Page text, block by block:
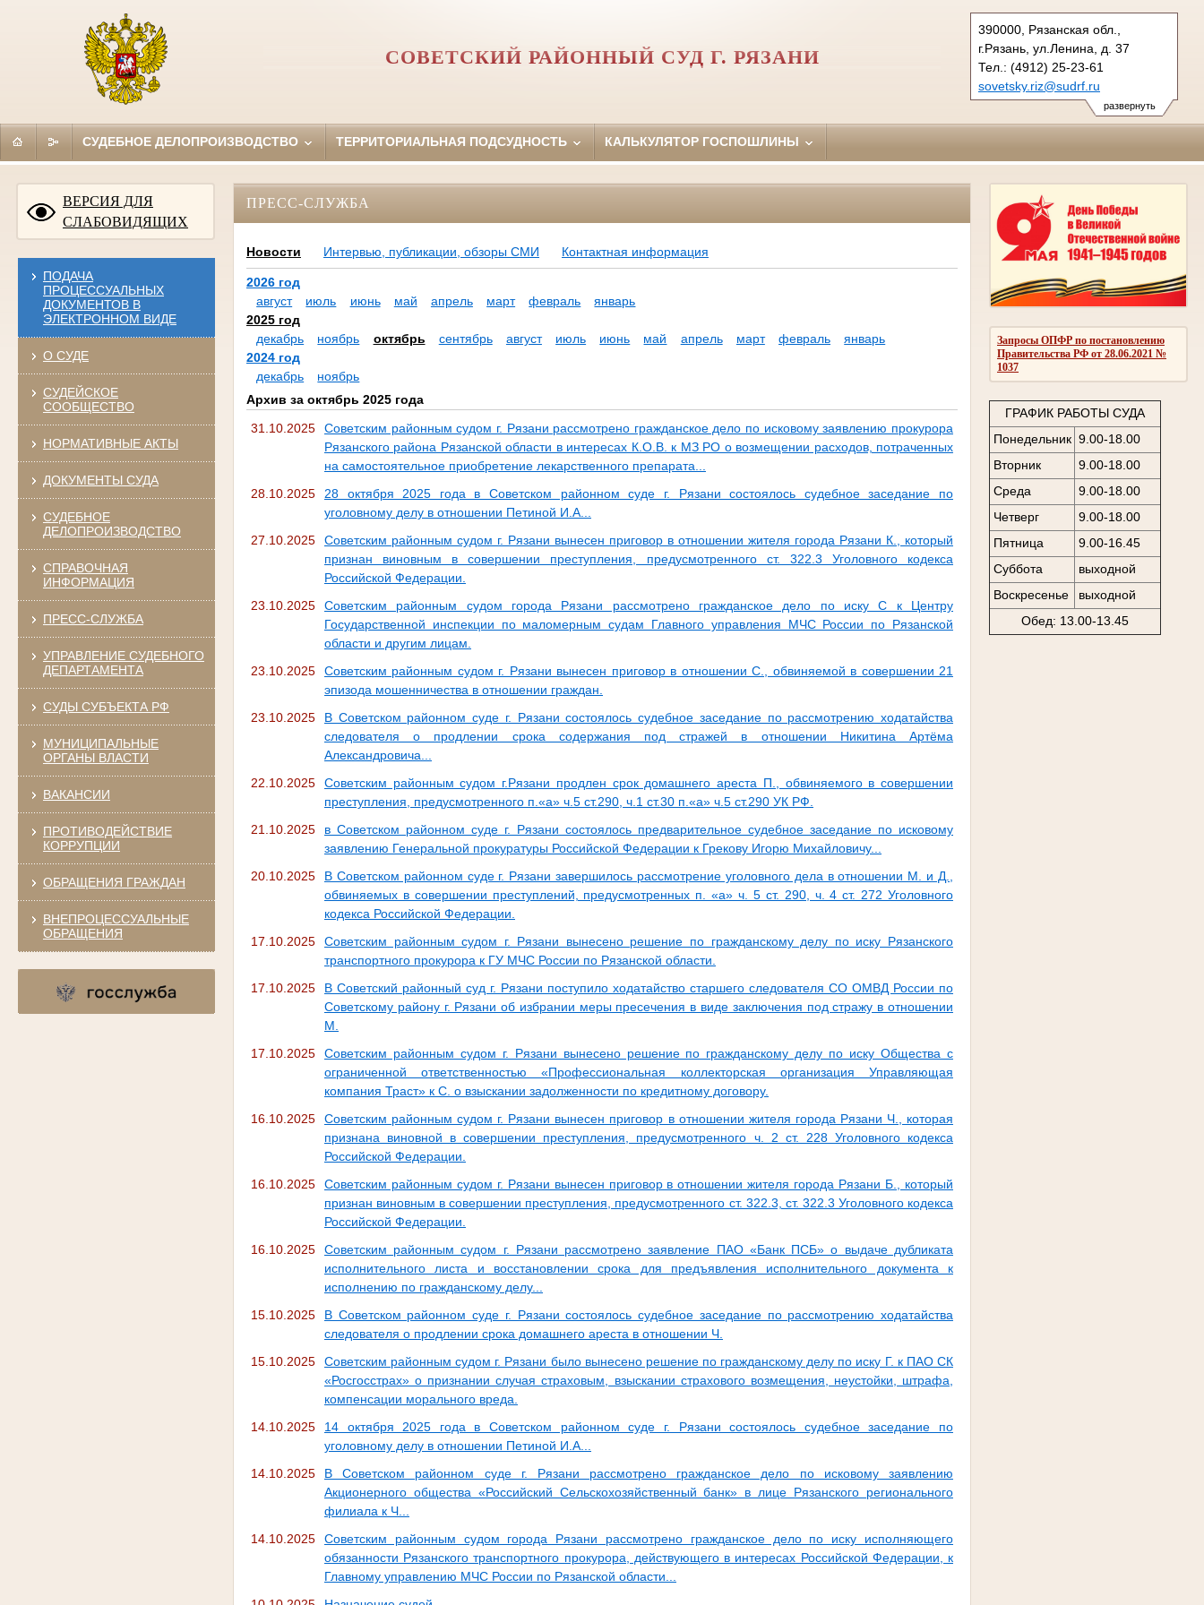
развернуть
390000, Рязанская обл.,
г.Рязань, ул.Ленина, д. 37
Тел.: (4912) 25-23-61
sovetsky.riz@sudrf.ru
СОВЕТСКИЙ РАЙОННЫЙ СУД Г. РЯЗАНИ
СУДЕБНОЕ ДЕЛОПРОИЗВОДСТВО ТЕРРИТОРИАЛЬНАЯ ПОДСУДНОСТЬ КАЛЬКУЛЯТОР ГОСПОШЛИНЫ
ВЕРСИЯ ДЛЯ
СЛАБОВИДЯЩИХ
ПОДАЧА
ПРОЦЕССУАЛЬНЫХ
ДОКУМЕНТОВ В
ЭЛЕКТРОННОМ ВИДЕ
О СУДЕ
СУДЕЙСКОЕ
СООБЩЕСТВО
НОРМАТИВНЫЕ АКТЫ
ДОКУМЕНТЫ СУДА
СУДЕБНОЕ
ДЕЛОПРОИЗВОДСТВО
СПРАВОЧНАЯ
ИНФОРМАЦИЯ
ПРЕСС-СЛУЖБА
УПРАВЛЕНИЕ СУДЕБНОГО
ДЕПАРТАМЕНТА
СУДЫ СУБЪЕКТА РФ
МУНИЦИПАЛЬНЫЕ
ОРГАНЫ ВЛАСТИ
ВАКАНСИИ
ПРОТИВОДЕЙСТВИЕ
КОРРУПЦИИ
ОБРАЩЕНИЯ ГРАЖДАН
ВНЕПРОЦЕССУАЛЬНЫЕ
ОБРАЩЕНИЯ
Запросы ОПФР по постановлению
Правительства РФ от 28.06.2021 №
1037
ГРАФИК РАБОТЫ СУДА
Понедельник 9.00-18.00
Вторник
9.00-18.00
Среда
9.00-18.00
Четверг
9.00-18.00
Пятница
9.00-16.45
Суббота
выходной
Воскресенье
выходной
Обед: 13.00-13.45
ПРЕСС-СЛУЖБА
Новости Интервью, публикации, обзоры СМИ Контактная информация
2026 год
август
июль июнь май апрель март февраль
январь
2025 год
декабрь
ноябрь октябрь сентябрь август июль июнь май апрель март февраль
январь
2024 год
декабрь
ноябрь
Архив за октябрь 2025 года
31.10.2025
Советским районным судом г. Рязани рассмотрено гражданское дело по исковому заявлению прокурора
Рязанского района Рязанской области в интересах К.О.В. к МЗ РО о возмещении расходов, потраченных
на самостоятельное приобретение лекарственного препарата...
28.10.2025
28 октября 2025 года в Советском районном суде г. Рязани состоялось судебное заседание по
уголовному делу в отношении Петиной И.А...
27.10.2025
Советским районным судом г. Рязани вынесен приговор в отношении жителя города Рязани К., который
признан виновным в совершении преступления, предусмотренного ст. 322.3 Уголовного кодекса
Российской Федерации.
23.10.2025
Советским районным судом города Рязани рассмотрено гражданское дело по иску С к Центру
Государственной инспекции по маломерным судам Главного управления МЧС России по Рязанской
области и другим лицам.
23.10.2025
Советским районным судом г. Рязани вынесен приговор в отношении С., обвиняемой в совершении 21
эпизода мошенничества в отношении граждан.
23.10.2025
В Советском районном суде г. Рязани состоялось судебное заседание по рассмотрению ходатайства
следователя о продлении срока содержания под стражей в отношении Никитина Артёма
Александровича...
22.10.2025
Советским районным судом г.Рязани продлен срок домашнего ареста П., обвиняемого в совершении
преступления, предусмотренного п.«а» ч.5 ст.290, ч.1 ст.30 п.«а» ч.5 ст.290 УК РФ.
21.10.2025
в Советском районном суде г. Рязани состоялось предварительное судебное заседание по исковому
заявлению Генеральной прокуратуры Российской Федерации к Грекову Игорю Михайловичу...
20.10.2025
В Советском районном суде г. Рязани завершилось рассмотрение уголовного дела в отношении М. и Д.,
обвиняемых в совершении преступлений, предусмотренных п. «а» ч. 5 ст. 290, ч. 4 ст. 272 Уголовного
кодекса Российской Федерации.
17.10.2025
Советским районным судом г. Рязани вынесено решение по гражданскому делу по иску Рязанского
транспортного прокурора к ГУ МЧС России по Рязанской области.
17.10.2025
В Советский районный суд г. Рязани поступило ходатайство старшего следователя СО ОМВД России по
Советскому району г. Рязани об избрании меры пресечения в виде заключения под стражу в отношении
М.
17.10.2025
Советским районным судом г. Рязани вынесено решение по гражданскому делу по иску Общества с
ограниченной ответственностью «Профессиональная коллекторская организация Управляющая
компания Траст» к С. о взыскании задолженности по кредитному договору.
16.10.2025
Советским районным судом г. Рязани вынесен приговор в отношении жителя города Рязани Ч., которая
признана виновной в совершении преступления, предусмотренного ч. 2 ст. 228 Уголовного кодекса
Российской Федерации.
16.10.2025
Советским районным судом г. Рязани вынесен приговор в отношении жителя города Рязани Б., который
признан виновным в совершении преступления, предусмотренного ст. 322.3, ст. 322.3 Уголовного кодекса
Российской Федерации.
16.10.2025
Советским районным судом г. Рязани рассмотрено заявление ПАО «Банк ПСБ» о выдаче дубликата
исполнительного листа и восстановлении срока для предъявления исполнительного документа к
исполнению по гражданскому делу...
15.10.2025
В Советском районном суде г. Рязани состоялось судебное заседание по рассмотрению ходатайства
следователя о продлении срока домашнего ареста в отношении Ч.
15.10.2025
Советским районным судом г. Рязани было вынесено решение по гражданскому делу по иску Г. к ПАО СК
«Росгосстрах» о признании случая страховым, взыскании страхового возмещения, неустойки, штрафа,
компенсации морального вреда.
14.10.2025
14 октября 2025 года в Советском районном суде г. Рязани состоялось судебное заседание по
уголовному делу в отношении Петиной И.А...
14.10.2025
В Советском районном суде г. Рязани рассмотрено гражданское дело по исковому заявлению
Акционерного общества «Российский Сельскохозяйственный банк» в лице Рязанского регионального
филиала к Ч...
14.10.2025
Советским районным судом города Рязани рассмотрено гражданское дело по иску исполняющего
обязанности Рязанского транспортного прокурора, действующего в интересах Российской Федерации, к
Главному управлению МЧС России по Рязанской области...